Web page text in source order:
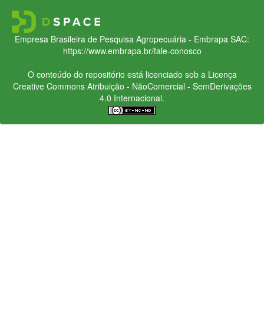
Empresa Brasileira de Pesquisa Agropecuária - Embrapa SAC:
https://www.embrapa.br/fale-conosco
O conteúdo do repositório está licenciado sob a Licença
Creative CommonsAtribuição - NãoComercial - SemDerivações
4.0 Internacional.